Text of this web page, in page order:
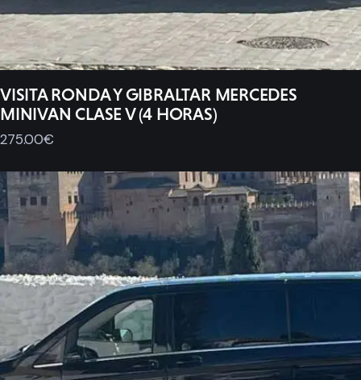
VISITA RONDA Y GIBRALTAR MERCEDES
MINIVAN CLASE V (4 HORAS)
275.00€